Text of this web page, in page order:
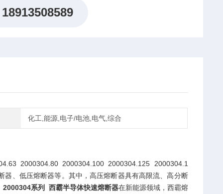
18913508589
化工,能源,电子/电池,电气,综合
2000304.80 2000304.100 2000304.125 2000304.1
、低压熔断器等。其中，高压熔断器具有高限流、高分断
2000304系列 西霸半导体快速熔断器在新能源领域，西霸熔